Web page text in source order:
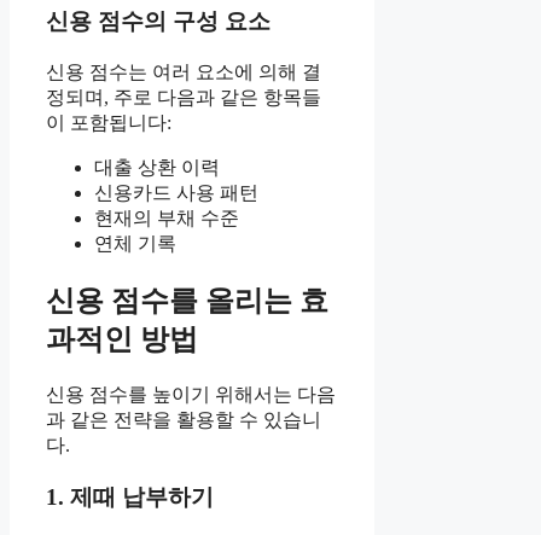
신용 점수의 구성 요소
신용 점수는 여러 요소에 의해 결
정되며, 주로 다음과 같은 항목들
이 포함됩니다:
대출 상환 이력
신용카드 사용 패턴
현재의 부채 수준
연체 기록
신용 점수를 올리는 효
과적인 방법
신용 점수를 높이기 위해서는 다음
과 같은 전략을 활용할 수 있습니
다.
1. 제때 납부하기